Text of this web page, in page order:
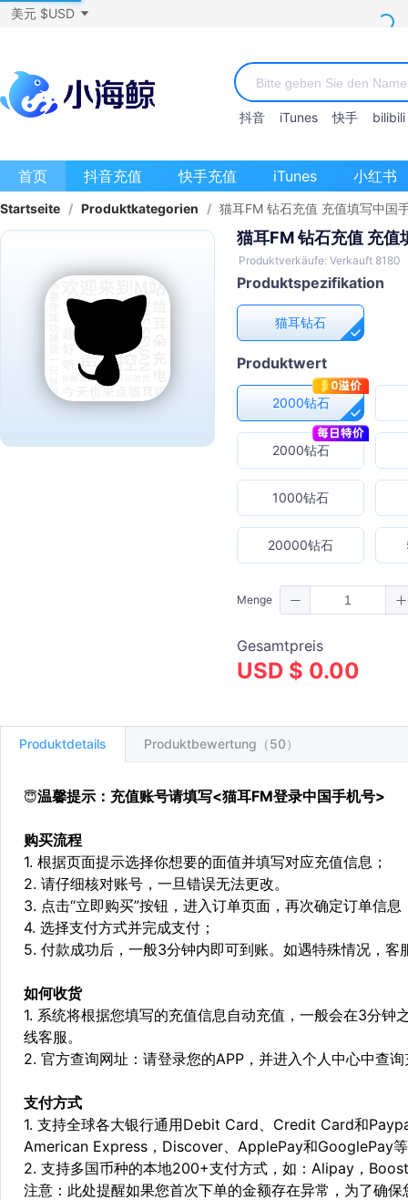
美元 $USD
抖音 iTunes 快手 bilibili
首页 抖音充值 快手充值 iTunes 小红书
Startseite / Produktkategorien / 猫耳FM 钻石充值 充值填写中国
猫耳FM 钻石充值 充值
Produktverkäufe: Verkauft 8180
Produktspezifikation
猫耳钻石
Produktwert
2000钻石
2000钻石
1000钻石
20000钻石
Menge
Gesamtpreis
USD $ 0.00
Produktdetails Produktbewertung（50）
😇温馨提示：充值账号请填写<猫耳FM登录中国手机号>
购买流程
1. 根据页面提示选择你想要的面值并填写对应充值信息；
2. 请仔细核对账号，一旦错误无法更改。
3. 点击“立即购买”按钮，进入订单页面，再次确定订单信息
4. 选择支付方式并完成支付；
5. 付款成功后，一般3分钟内即可到账。如遇特殊情况，
如何收货
1. 系统将根据您填写的充值信息自动充值，一般会在3分
线客服。
2. 官方查询网址：请登录您的APP，并进入个人中心中查
支付方式
1. 支持全球各大银行通用Debit Card、Credit Card和
American Express，Discover、ApplePay和GooglePay
2. 支持多国币种的本地200+支付方式，如：Alipay，
注意：此处提醒如果您首次下单的金额存在异常，为了确